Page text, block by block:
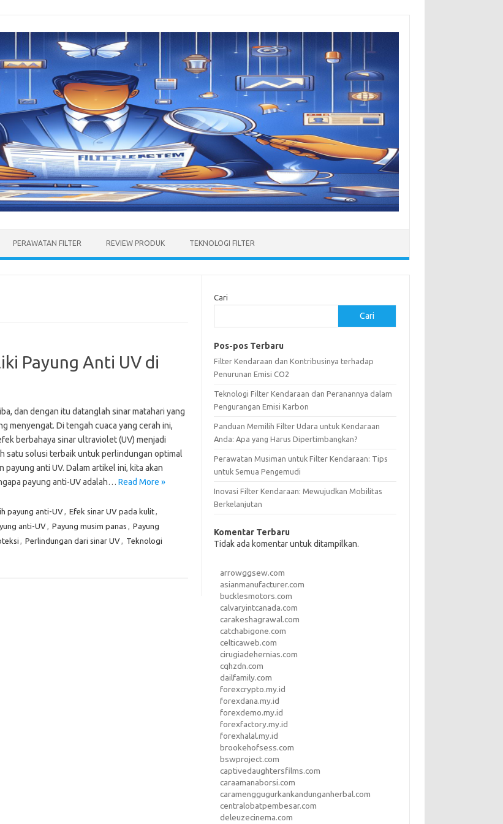
PERAWATAN FILTER REVIEW PRODUK TEKNOLOGI FILTER
Payung Anti UV di
dan dengan itu datanglah sinar matahari yang
menyengat. Di tengah cuaca yang cerah ini,
berbahaya sinar ultraviolet (UV) menjadi
satu solusi terbaik untuk perlindungan optimal
payung anti UV. Dalam artikel ini, kita akan
payung anti-UV adalah… Read More »
payung anti-UV, Efek sinar UV pada kulit,
anti-UV, Payung musim panas , Payung
, Perlindungan dari sinar UV, Teknologi
Cari
Cari
Pos-pos Terbaru
Filter Kendaraan dan Kontribusinya terhadap
Penurunan Emisi CO2
Teknologi Filter Kendaraan dan Peranannya dalam
Pengurangan Emisi Karbon
Panduan Memilih Filter Udara untuk Kendaraan
Anda: Apa yang Harus Dipertimbangkan?
Perawatan Musiman untuk Filter Kendaraan: Tips
untuk Semua Pengemudi
Inovasi Filter Kendaraan: Mewujudkan Mobilitas
Berkelanjutan
Komentar Terbaru
Tidak ada komentar untuk ditampilkan.
arrowggsew.com
asianmanufacturer.com
bucklesmotors.com
calvaryintcanada.com
carakeshagrawal.com
catchabigone.com
celticaweb.com
cirugiadehernias.com
cqhzdn.com
dailfamily.com
forexcrypto.my.id
forexdana.my.id
forexdemo.my.id
forexfactory.my.id
forexhalal.my.id
brookehofsess.com
bswproject.com
captivedaughtersfilms.com
caraamanaborsi.com
caramenggugurkankandunganherbal.com
centralobatpembesar.com
deleuzecinema.com